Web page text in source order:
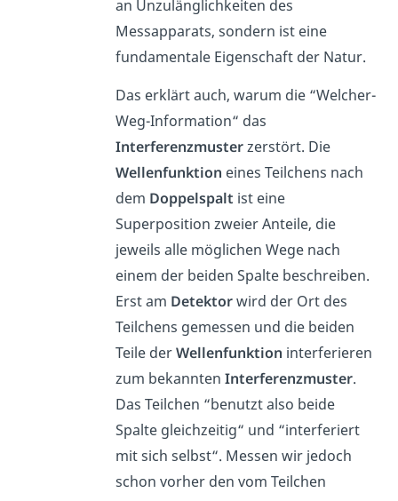
an Unzulänglichkeiten des
Messapparats, sondern ist eine
fundamentale Eigenschaft der Natur.
Das erklärt auch, warum die “Welcher-
Weg-Information“ das
Interferenzmusterzerstört. Die
Wellenfunktion eines Teilchens nach
dem Doppelspalt ist eine
Superposition zweier Anteile, die
jeweils alle möglichen Wege nach
einem der beiden Spalte beschreiben.
Erst am Detektorwird der Ort des
Teilchens gemessen und die beiden
Teile derWellenfunktion interferieren
zum bekanntenInterferenzmuster.
Das Teilchen “benutzt also beide
Spalte gleichzeitig“ und “interferiert
mit sich selbst“. Messen wir jedoch
schon vorher den vom Teilchen